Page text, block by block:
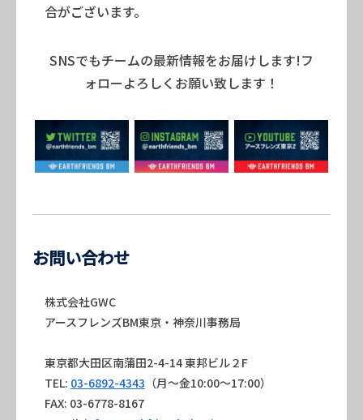
合がございます。
SNSでもチームの最新情報をお届けします!フ
ォローよろしくお願い致します！
お問い合わせ
株式会社GWC
アースフレンズBM東京・神奈川事務局
東京都大田区南蒲田2-4-14 東邦ビル２F
TEL: 03-6892-4343 （月～金10:00～17:00）
FAX: 03-6778-8167